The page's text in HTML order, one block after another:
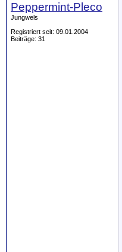
Peppermint-Pleco
Jungwels
Registriert seit: 09.01.2004
Beiträge: 31